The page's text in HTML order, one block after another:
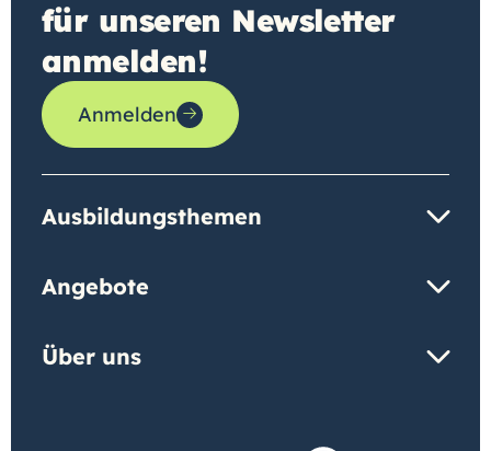
für unseren Newsletter
anmelden!
Anmelden
Ausbildungsthemen
Angebote
Über uns